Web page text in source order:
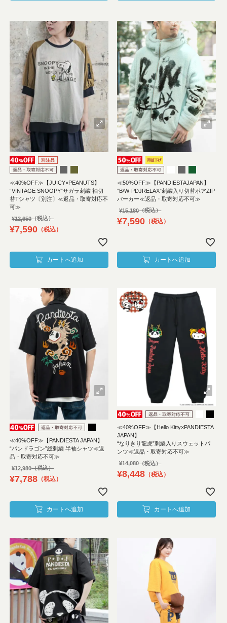
≪40%OFF≫【JUICY×PEANUTS】
“VINTAGE SNOOPY”サガラ刺繍 袖切
替Tシャツ〔別注〕≪返品・取寄対応不
可≫
¥12,650
¥7,590 税込
カートへ追加
≪50%OFF≫【PANDIESTAJAPAN】
“B/W-PDJRELAX”刺繍入り切替ボアZIP
パーカー≪返品・取寄対応不可≫
¥15,180
¥7,590 税込
カートへ追加
≪40%OFF≫【PANDIESTA JAPAN】
“パンドラゴン”総刺繍 半袖シャツ≪返
品・取寄対応不可≫
¥12,980
¥7,788 税込
カートへ追加
≪40%OFF≫【Hello Kitty×PANDIESTA
JAPAN】
“なりきり龍虎”刺繍入りスウェットパ
ンツ≪返品・取寄対応不可≫
¥14,080
¥8,448 税込
カートへ追加